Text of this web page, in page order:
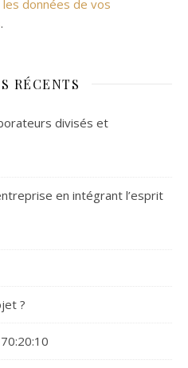
données de vos
.
RÉCENTS
divisés et
en intégrant l’esprit
?